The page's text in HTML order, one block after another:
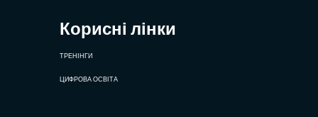
Корисні лінки
ТРЕНІНГИ
ЦИФРОВА ОСВІТА